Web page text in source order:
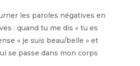
les paroles négatives en
: quand tu me dis « tu es
« je suis beau/belle » et
se passe dans mon corps